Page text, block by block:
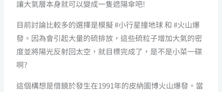
讓大氣層本身就可以變成一隻遮陽傘吧!
目前討論比較多的選擇是模擬 #小行星撞地球 和 #火山爆
發。因為會引起大量的硫排放，這些硫粒子增加大氣的密
度並將陽光反射回太空，就目標完成了，是不是小菜一碟
啊?
這個構想是借鏡於發生在1991年的皮納圖博火山爆發。當